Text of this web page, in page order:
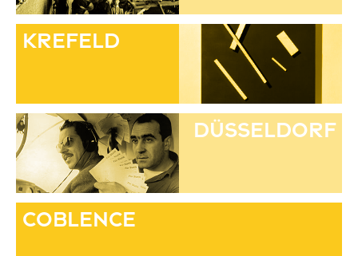
Krefeld
Düsseldorf
Coblence